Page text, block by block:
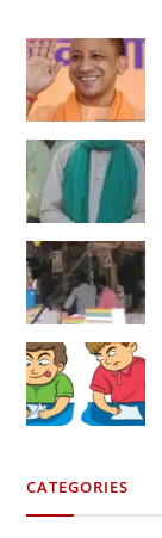
CATEGORIES